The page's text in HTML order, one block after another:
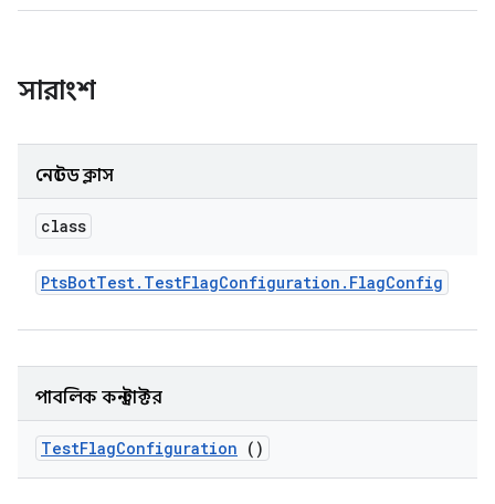
সারাংশ
নেস্টেড ক্লাস
class
PtsBotTest. TestFlagConfiguration . FlagConfig
পাবলিক কনস্ট্রাক্টর
TestFlagConfiguration ()